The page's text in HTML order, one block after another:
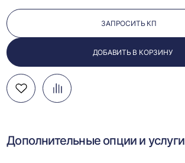
ЗАПРОСИТЬ КП
ДОБАВИТЬ В КОРЗИНУ
Добавить
в
Добавить
в
Перейти
к
Дополнительные опции и услуги